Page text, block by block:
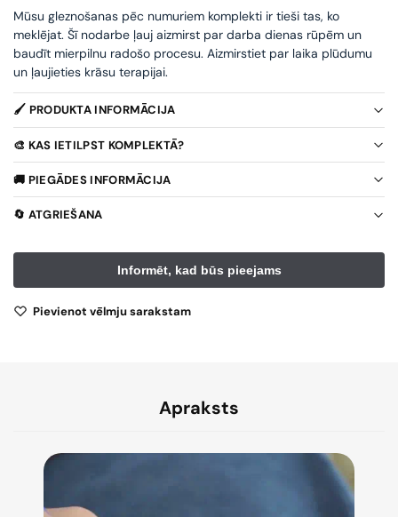
Mūsu gleznošanas pēc numuriem komplekti ir tieši tas, ko
meklējat. Šī nodarbe ļauj aizmirst par darba dienas rūpēm un
baudīt mierpilnu radošo procesu. Aizmirstiet par laika plūdumu
un ļaujieties krāsu terapijai.
🖌️ PRODUKTA INFORMĀCIJA
🎨 KAS IETILPST KOMPLEKTĀ?
🚚 PIEGĀDES INFORMĀCIJA
🔄 ATGRIEŠANA
Pievienot vēlmju sarakstam
Apraksts